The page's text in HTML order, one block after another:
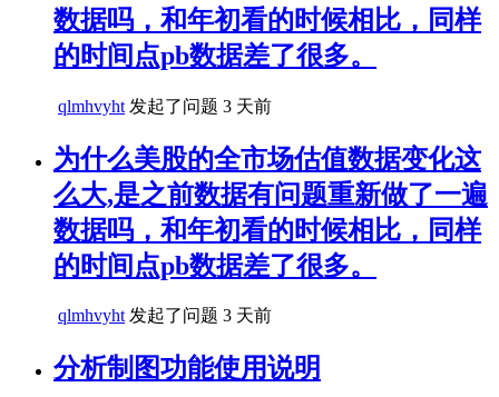
数据吗，和年初看的时候相比，同样
的时间点pb数据差了很多。
qlmhvyht 发起了问题 3 天前
为什么美股的全市场估值数据变化这
么大,是之前数据有问题重新做了一遍
数据吗，和年初看的时候相比，同样
的时间点pb数据差了很多。
qlmhvyht发起了问题 3 天前
分析制图功能使用说明